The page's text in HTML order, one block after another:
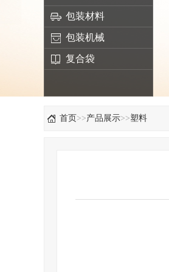
包装材料
包装机械
复合袋
首页>>产品展示>>塑料